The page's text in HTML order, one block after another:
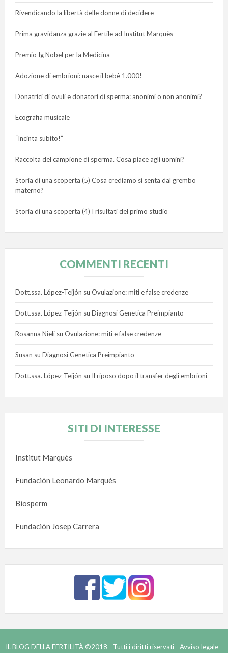
Rivendicando la libertà delle donne di decidere
Prima gravidanza grazie al Fertile ad Institut Marquès
Premio Ig Nobel per la Medicina
Adozione di embrioni: nasce il bebè 1.000!
Donatrici di ovuli e donatori di sperma: anonimi o non anonimi?
Ecografia musicale
“Incinta subito!”
Raccolta del campione di sperma. Cosa piace agli uomini?
Storia di una scoperta (5) Cosa crediamo si senta dal grembo
materno?
Storia di una scoperta (4) I risultati del primo studio
COMMENTI RECENTI
Dott.ssa. López-Teijón su Ovulazione: miti e false credenze
Dott.ssa. López-Teijón su Diagnosi Genetica Preimpianto
Rosanna Nielisu Ovulazione: miti e false credenze
Susan su Diagnosi Genetica Preimpianto
Dott.ssa. López-Teijón su Il riposo dopo il transfer degli embrioni
SITI DI INTERESSE
Institut Marquès
Fundación Leonardo Marquès
Biosperm
Fundación Josep Carrera
IL BLOG DELLA FERTILITÀ ©2018 - Tutti i diritti riservati - Avviso legale -